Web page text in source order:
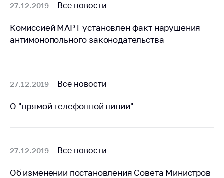
Официальные
геральдические
символы
Ценовая политика
Антимонопольное
регулирование и
контроль закупок
27.12.2019 Все новости
Комиссией МАРТ установлен факт нарушения
антимонопольного законодательства
27.12.2019 Все новости
О "прямой телефонной линии"
27.12.2019 Все новости
Об изменении постановления Совета Министров